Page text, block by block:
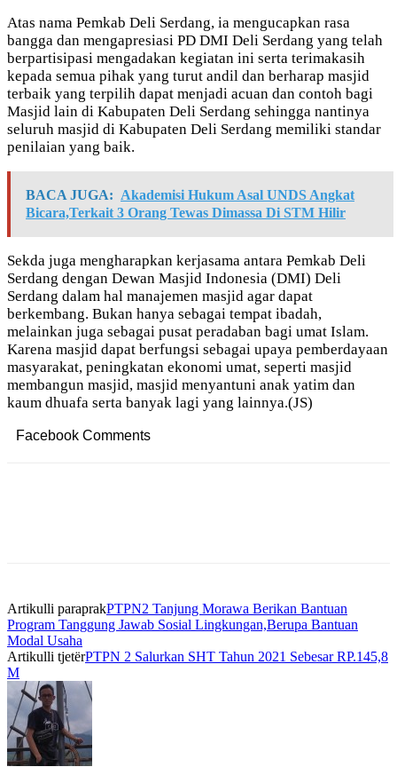
Atas nama Pemkab Deli Serdang, ia mengucapkan rasa
bangga dan mengapresiasi PD DMI Deli Serdang yang telah
berpartisipasi mengadakan kegiatan ini serta terimakasih
kepada semua pihak yang turut andil dan berharap masjid
terbaik yang terpilih dapat menjadi acuan dan contoh bagi
Masjid lain di Kabupaten Deli Serdang sehingga nantinya
seluruh masjid di Kabupaten Deli Serdang memiliki standar
penilaian yang baik.
BACA JUGA: Akademisi Hukum Asal UNDS Angkat
Bicara,Terkait 3 Orang Tewas Dimassa Di STM Hilir
Sekda juga mengharapkan kerjasama antara Pemkab Deli
Serdang dengan Dewan Masjid Indonesia (DMI) Deli
Serdang dalam hal manajemen masjid agar dapat
berkembang. Bukan hanya sebagai tempat ibadah,
melainkan juga sebagai pusat peradaban bagi umat Islam.
Karena masjid dapat berfungsi sebagai upaya pemberdayaan
masyarakat, peningkatan ekonomi umat, seperti masjid
membangun masjid, masjid menyantuni anak yatim dan
kaum dhuafa serta banyak lagi yang lainnya.(JS)
Facebook Comments
Artikulli paraprakPTPN2 Tanjung Morawa Berikan Bantuan
Program Tanggung Jawab Sosial Lingkungan,Berupa Bantuan
Modal Usaha
Artikulli tjetërPTPN 2 Salurkan SHT Tahun 2021 Sebesar RP.145,8
M